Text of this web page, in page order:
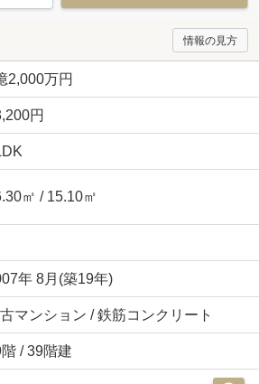
情報の見方
2,000万円
円
㎡ / 15.10㎡
年 8月(築19年)
マンション / 鉄筋コンクリート
/ 39階建